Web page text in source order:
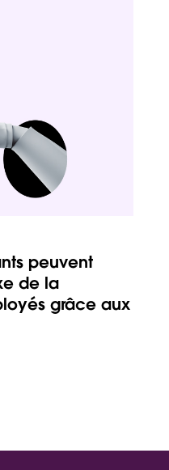
peuvent
de la
grâce aux